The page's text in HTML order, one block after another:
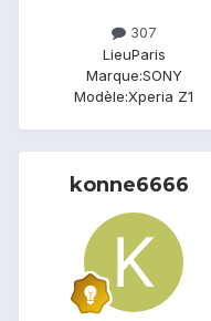
307
LieuParis
Marque:SONY
Modèle:Xperia Z1
konne6666